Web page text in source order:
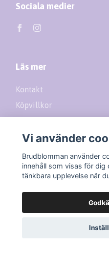
Sociala medier
Läs mer
Kontakt
Köpvillkor
Prenumerera på vårt
Vi använder
Brudblomman använder
innehåll som visas för
tänkbara upplevelse när